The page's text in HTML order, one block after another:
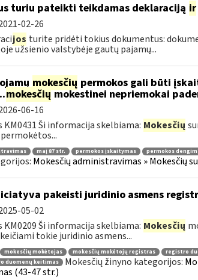
turiu pateikti teikdamas deklaraciją ir
02-26
jos turite pridėti tokius dokumentus:
užsienio valstybėje gautų pajamų...
mokesčių permokos gali būti
mokesčiųmokestinei nepriemokai
06-16
Ši informacija skelbiama: Mokesčių
maį 87 str. permokos įskaitymas permokos
Mokesčių administravimas » Mokesčių
pakeisti juridinio asmens
05-02
Ši informacija skelbiama: Mokesčių
tokie juridinio asmens...
mokesčių mokėtojas mokesčių mokėtojų registras registro
duomenų keitimas Mokesčių žinyno kategorijos:
(43-47 str.)